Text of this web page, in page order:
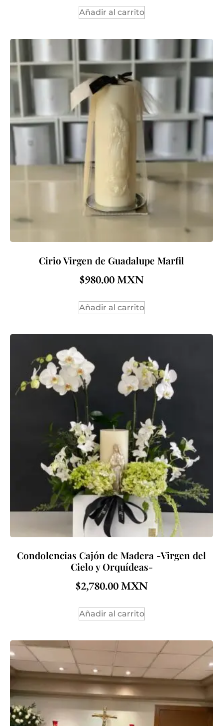
Añadir al carrito
Cirio Virgen de Guadalupe Marfil
$980.00
Añadir al carrito
Condolencias Cajón de Madera -Virgen del
Cielo y Orquídeas-
$2,780.00
Añadir al carrito